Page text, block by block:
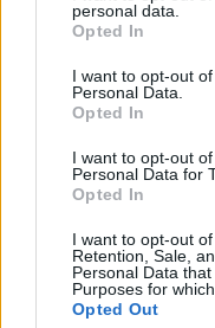
grant or deny consent
use your data for
consent section.
personal data.
Opted In
I want to opt-out
Personal Data.
Opted In
I want to opt-out
Personal Data for
Opted In
I want to opt-out
Retention, Sale,
Personal Data
Purposes for
Opted Out